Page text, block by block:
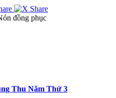
Thu Năm Thứ 3